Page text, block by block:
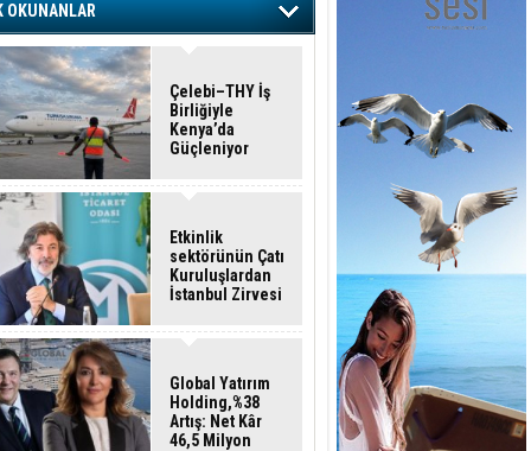
OKUNANLAR
Çelebi–THY İş
Birliğiyle
Kenya’da
Güçleniyor
Etkinlik
sektörünün Çatı
Kuruluşlardan
İstanbul Zirvesi
Global Yatırım
Holding,%38
Artış: Net Kâr
46,5 Milyon